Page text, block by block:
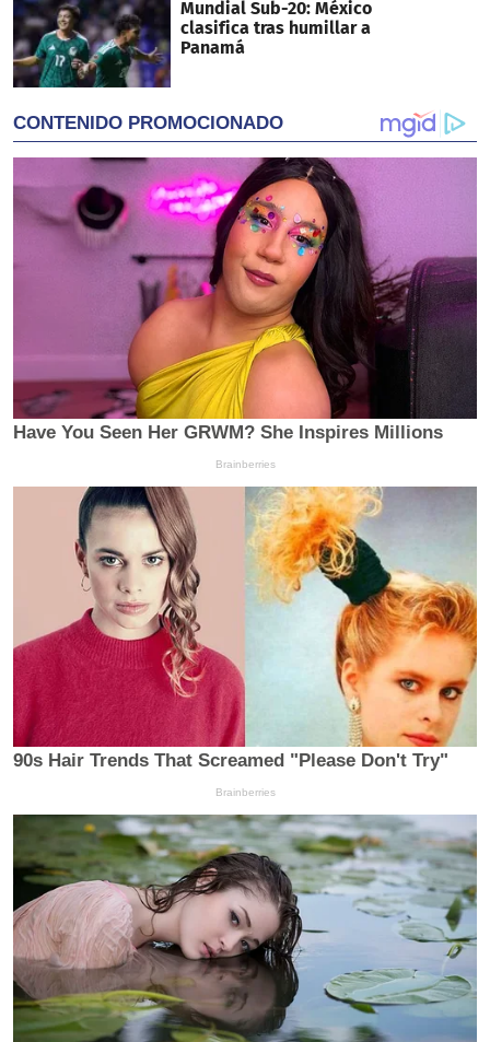
Mundial Sub-20: México
clasifica tras humillar a
Panamá